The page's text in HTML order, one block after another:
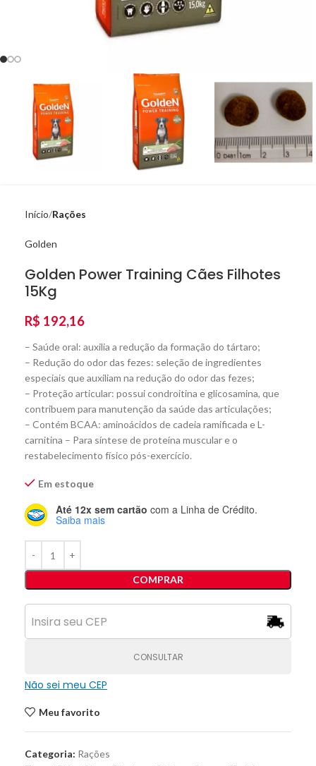
Início Rações
Golden
Golden Power Training Cães Filhotes
15Kg
R$ 192,16
– Saúde oral: auxilia a redução da formação do tártaro;
– Redução do odor das fezes: seleção de ingredientes
especiais que auxiliam na redução do odor das fezes;
– Proteção articular: possui condroitina e glicosamina, que
contribuem para manutenção da saúde das articulações;
– Contém BCAA: aminoácidos de cadeia ramificada e L-
carnitina – Para síntese de proteína muscular e o
restabelecimento físico pós-exercício.
Em estoque
Até 12x sem cartão com a Linha de Crédito.
Saiba mais
COMPRAR
CONSULTAR
Não sei meu CEP
Meu favorito
Categoria: Rações